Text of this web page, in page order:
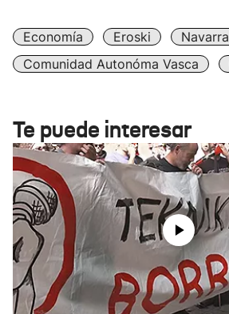
Economía Eroski Navarra
Comunidad Autonóma Vasca
Te puede interesar